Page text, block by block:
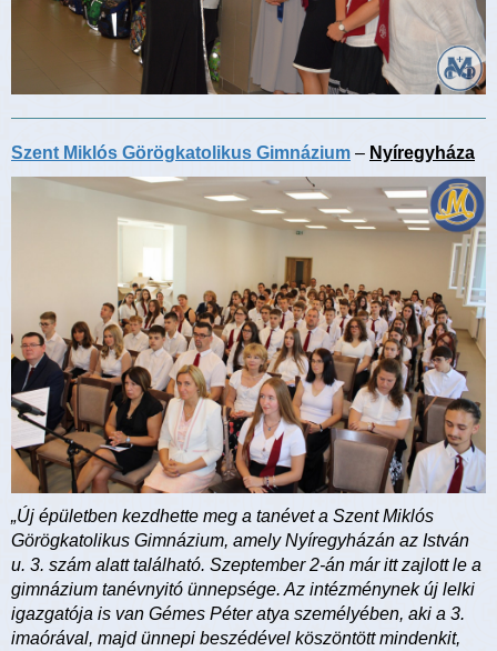
Szent Miklós Görögkatolikus Gimnázium – Nyíregyháza
„Új épületben kezdhette meg a tanévet a Szent Miklós
Görögkatolikus Gimnázium, amely Nyíregyházán az István
u. 3. szám alatt található. Szeptember 2-án már itt zajlott le a
gimnázium tanévnyitó ünnepsége. Az intézménynek új lelki
igazgatója is van Gémes Péter atya személyében, aki a 3.
imaórával, majd ünnepi beszédével köszöntött mindenkit,